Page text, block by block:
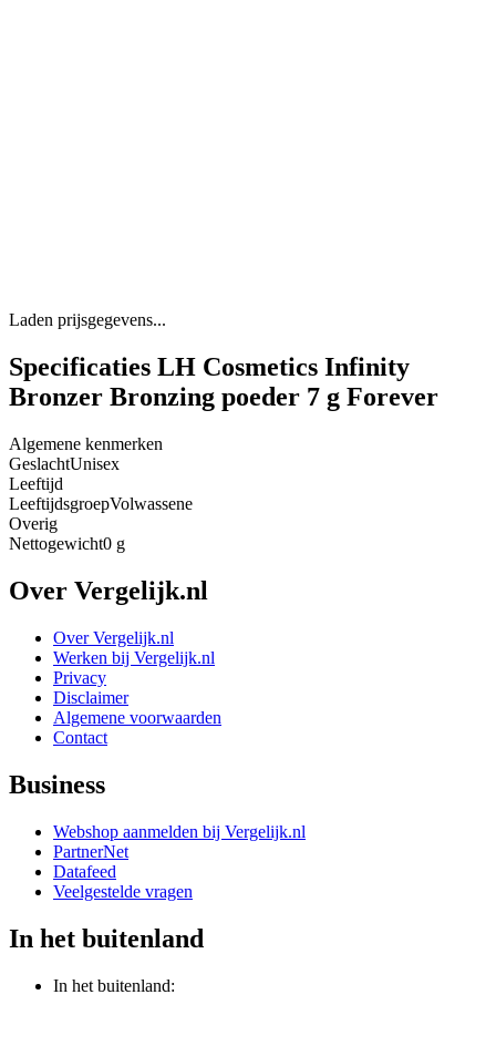
Laden prijsgegevens...
Specificaties LH Cosmetics Infinity
Bronzer Bronzing poeder 7 g Forever
Algemene kenmerken
GeslachtUnisex
Leeftijd
LeeftijdsgroepVolwassene
Overig
Nettogewicht0 g
Over Vergelijk.nl
Over Vergelijk.nl
Werken bij Vergelijk.nl
Privacy
Disclaimer
Algemene voorwaarden
Contact
Business
Webshop aanmelden bij Vergelijk.nl
PartnerNet
Datafeed
Veelgestelde vragen
In het buitenland
In het buitenland: